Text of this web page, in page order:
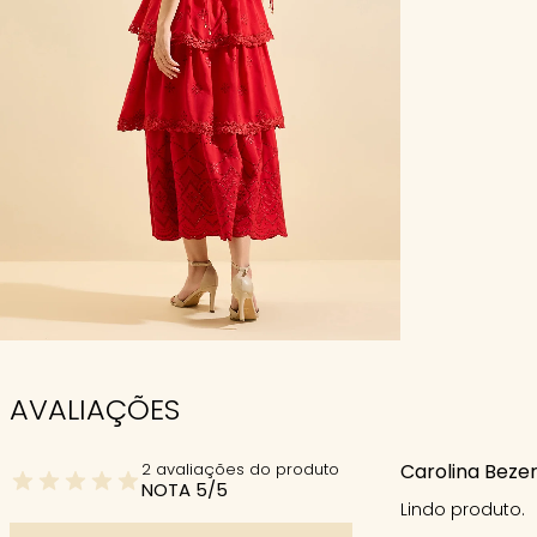
AVALIAÇÕES
2 avaliações do produto
NOTA 5/5
Carolina
Lindo produto.